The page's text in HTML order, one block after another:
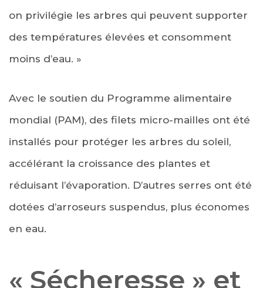
on privilégie les arbres qui peuvent supporter
des températures élevées et consomment
moins d’eau. »
Avec le soutien du Programme alimentaire
mondial (PAM), des filets micro-mailles ont été
installés pour protéger les arbres du soleil,
accélérant la croissance des plantes et
réduisant l’évaporation. D’autres serres ont été
dotées d’arroseurs suspendus, plus économes
en eau.
« Sécheresse » et